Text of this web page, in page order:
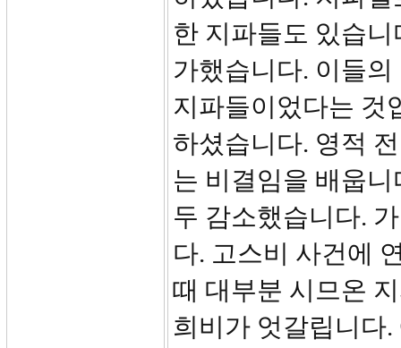
한 지파들도 있습
가했습니다. 이들
지파들이었다는 것
하셨습니다. 영적
는 비결임을 배웁
두 감소했습니다.
다. 고스비 사건에
때 대부분 시므온
희비가 엇갈립니다